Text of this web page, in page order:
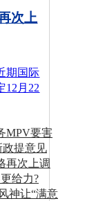
次上
期国际
12月22
MPV要害
政提意见
再次上调
给力?
神让“满意